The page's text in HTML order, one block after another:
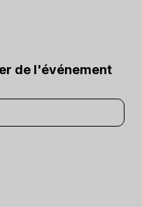
de l'événement